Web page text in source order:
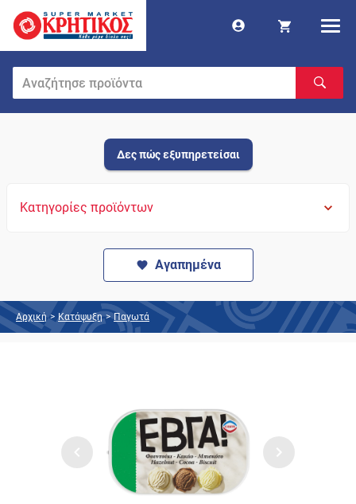
Δες πώς εξυπηρετείσαι
Κατηγορίες προϊόντων
Αγαπημένα
Αρχική > Κατάψυξη > Παγωτά